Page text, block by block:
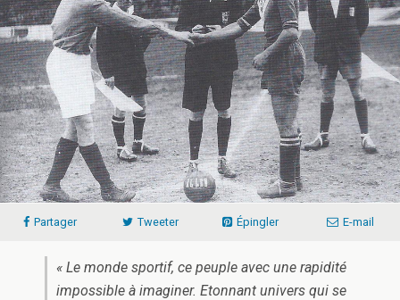
Partager Tweeter Épingler E-mail
« Le monde sportif, ce peuple avec une rapidité
impossible à imaginer. Etonnant univers qui se